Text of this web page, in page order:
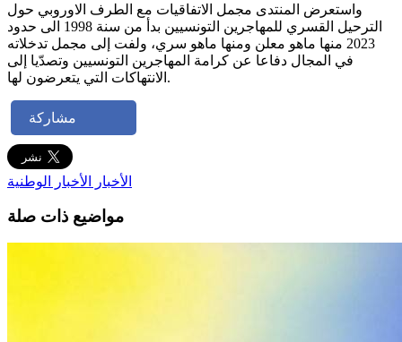
واستعرض المنتدى مجمل الاتفاقيات مع الطرف الاوروبي حول
الترحيل القسري للمهاجرين التونسيين بدأ من سنة 1998 الى حدود
2023 منها ماهو معلن ومنها ماهو سري، ولفت إلى مجمل تدخلاته
في المجال دفاعا عن كرامة المهاجرين التونسيين وتصدّيا إلى
الانتهاكات التي يتعرضون لها.
مشاركة
الأخبار الأخبار الوطنية
مواضيع ذات صلة